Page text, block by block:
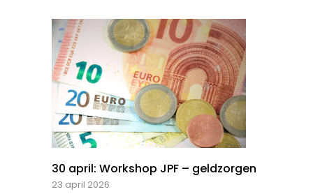
30 april: Workshop JPF – geldzorgen
23 april 2026